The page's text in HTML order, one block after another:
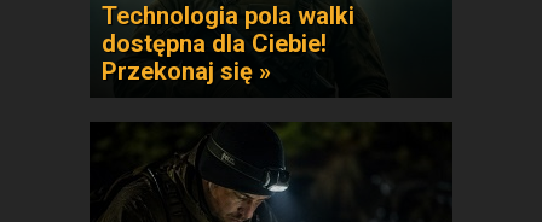
Technologia pola walki
dostępna dla Ciebie!
Przekonaj się »